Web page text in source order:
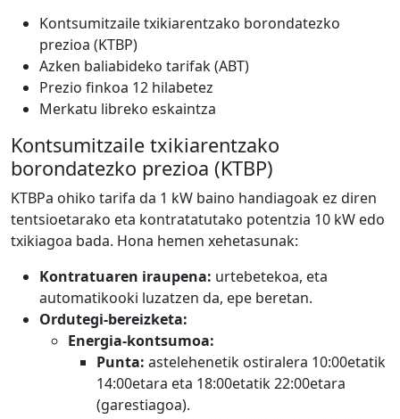
Kontsumitzaile txikiarentzako borondatezko
prezioa (KTBP)
Azken baliabideko tarifak (ABT)
Prezio finkoa 12 hilabetez
Merkatu libreko eskaintza
Kontsumitzaile txikiarentzako
borondatezko prezioa (KTBP)
KTBPa ohiko tarifa da 1 kW baino handiagoak ez diren
tentsioetarako eta kontratatutako potentzia 10 kW edo
txikiagoa bada. Hona hemen xehetasunak:
Kontratuaren iraupena: urtebetekoa, eta
automatikooki luzatzen da, epe beretan.
Ordutegi-bereizketa:
Energia-kontsumoa:
Punta: astelehenetik ostiralera 10:00etatik
14:00etara eta 18:00etatik 22:00etara
(garestiagoa).